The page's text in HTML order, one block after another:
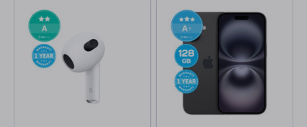
τιμή με πιο εμφανή σημάδια χρήσης.
Η διαφορά μεταξύ των κατηγοριών αφορά κυρίως την
εμφάνιση της συσκευής και όχι τη λειτουργικότητά της. Έτσι
γνωρίζετε εκ των προτέρων ποια οπτική κατάσταση
μπορείτε να περιμένετε και τι πληρώνετε.
Σε όλες τις ανακατασκευασμένες συσκευές παρέχουμε